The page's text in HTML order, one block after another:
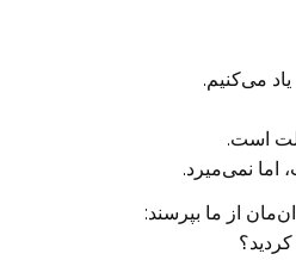
می‌کنیم.
است.
نمی‌میرد.
از ما بپرسند: